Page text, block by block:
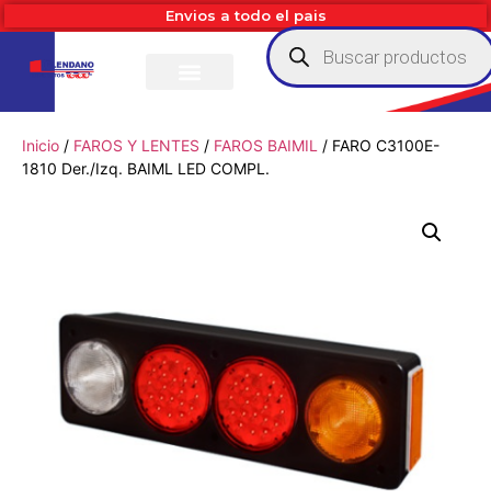
Envios a todo el pais
Inicio / FAROS Y LENTES / FAROS BAIMIL / FARO C3100E-
1810 Der./Izq. BAIML LED COMPL.